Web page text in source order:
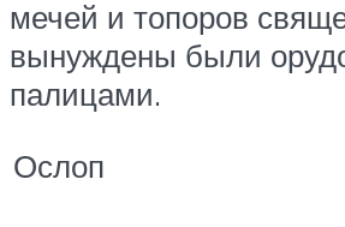
мечей и топоров
вынуждены были
палицами.
Ослоп